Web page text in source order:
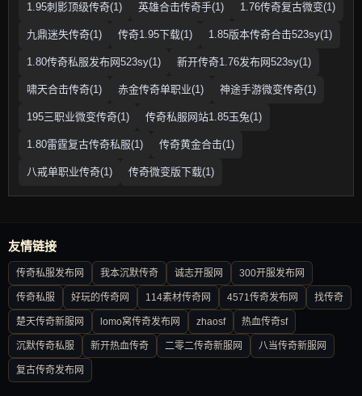
1.95刺影顶级传奇(1) 英雄合击传奇手(1) 1.76传奇复古微变(1)
九鼎迷失传奇(1) 传奇1.95下载(1) 1.85版本传奇合击523sy(1)
1.80传奇私服发布网523sy(1) 新开传奇1.76发布网523sy(1)
啸天合击传奇(1) 赤金传奇单职业(1) 神途手游微变传奇(1)
195三职业微变传奇(1) 传奇私服网站1.85玉兔(1)
1.80雷霆复古传奇私服(1) 传奇黄金合击(1)
八戒单职业传奇(1) 传奇微变版下载(1)
友情链接
传奇私服发布网 我本沉默传奇 诚志开服网 300开服发布网
传奇私服 好玩的传奇网 114素材传奇网 4571传奇发布网 找传奇
楚天传奇新服网 lomo窝传奇发布网 zhaosf 热血传奇sf
沉默传奇私服 新开热血传奇 二零二传奇新服网 八当传奇新服网
复古传奇发布网